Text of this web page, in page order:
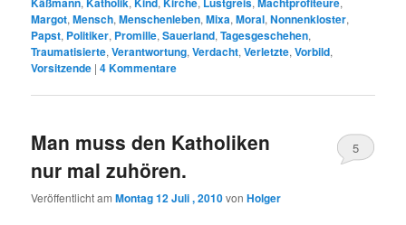
Margot,Mensch,Menschenleben,Mixa,Moral,Nonnenkloster,
Papst, Politiker, Promille,Sauerland,Tagesgeschehen,
Traumatisierte,Verantwortung,Verdacht,Verletzte,Vorbild,
Vorsitzende |4Kommentare
Man muss den Katholiken
nur mal zuhören.
Veröffentlicht amMontag 12 Juli , 2010vonHolger
5